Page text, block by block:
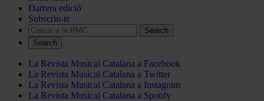
Darrera edició
Subscriu-te
Search
La Revista Musical Catalana a Facebook
La Revista Musical Catalana a Twitter
La Revista Musical Catalana a Instagram
La Revista Musical Catalana a Spotify